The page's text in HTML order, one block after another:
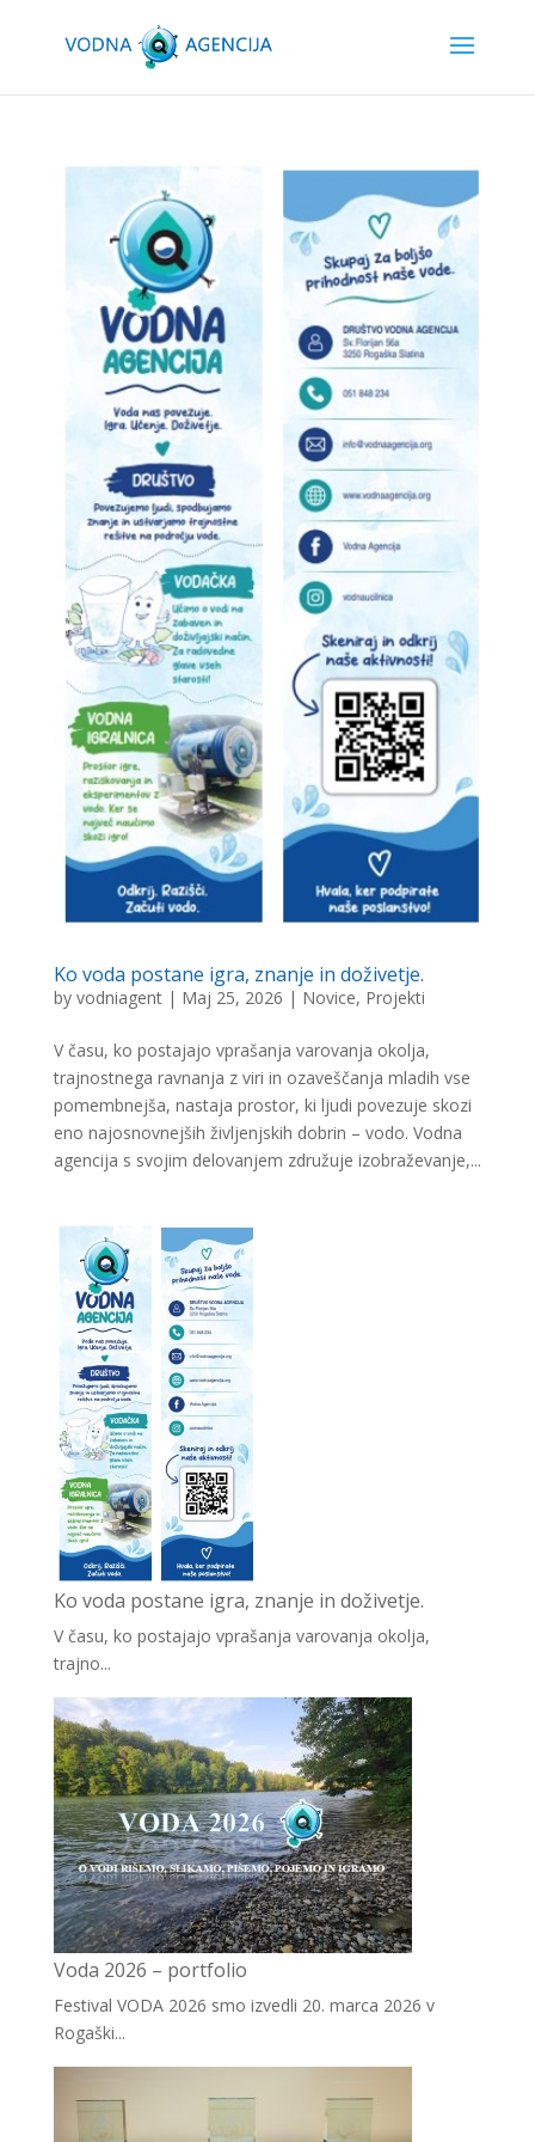
Ko voda postane igra, znanje in doživetje.
by vodniagent| Maj 25, 2026 | Novice, Projekti
V času, ko postajajo vprašanja varovanja okolja,
trajnostnega ravnanja z viri in ozaveščanja mladih vse
pomembnejša, nastaja prostor, ki ljudi povezuje skozi
eno najosnovnejših življenjskih dobrin – vodo. Vodna
agencija s svojim delovanjem združuje izobraževanje,...
Ko voda postane igra, znanje in doživetje.
V času, ko postajajo vprašanja varovanja okolja,
trajno...
Voda 2026 – portfolio
Festival VODA 2026 smo izvedli 20. marca 2026 v
Rogaški...